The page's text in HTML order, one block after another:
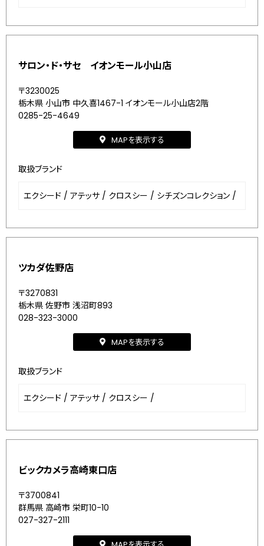
サロン・ド・サセ イオンモール小山店
〒3230025
栃木県 小山市 中久喜1467-1 イオンモール小山店2階
0285-25-4649
MAPを表示する
取扱ブランド
エクシード / アテッサ / クロスシー / シチズンコレクション /
ツカダ佐野店
〒3270831
栃木県 佐野市 浅沼町893
028-323-3000
MAPを表示する
取扱ブランド
エクシード / アテッサ / クロスシー /
ビックカメラ高崎東口店
〒3700841
群馬県 高崎市 栄町10-10
027-327-2111